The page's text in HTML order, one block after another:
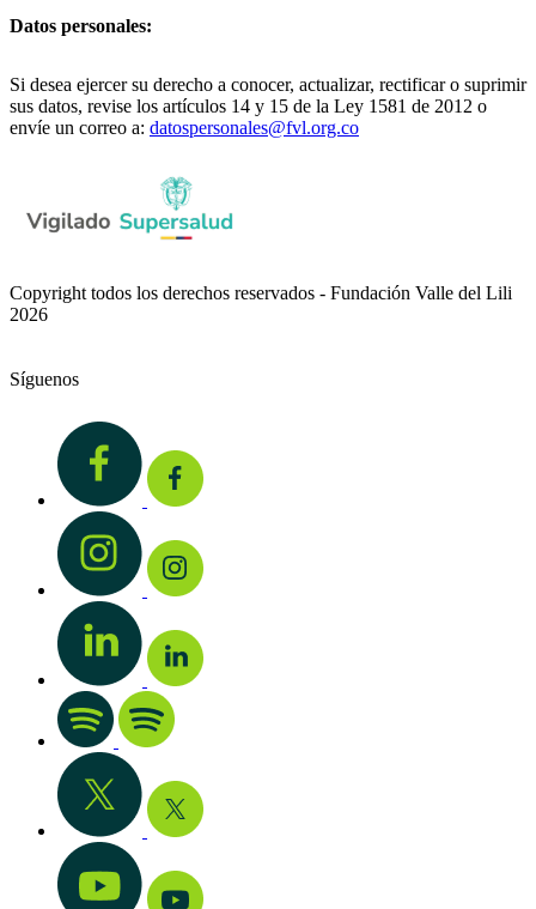
Datos personales:
Si desea ejercer su derecho a conocer, actualizar, rectificar o suprimir
sus datos, revise los artículos 14 y 15 de la Ley 1581 de 2012 o
envíe un correo a: datospersonales@fvl.org.co
Copyright todos los derechos reservados - Fundación Valle del Lili
2026
Síguenos